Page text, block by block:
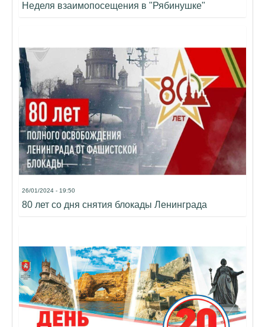
Неделя взаимопосещения в "Рябинушке"
26/01/2024 - 19:50
80 лет со дня снятия блокады Ленинграда